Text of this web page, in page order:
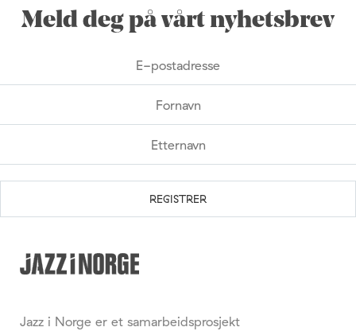
Meld deg på vårt nyhetsbrev
Jazz i Norge er et samarbeidsprosjekt